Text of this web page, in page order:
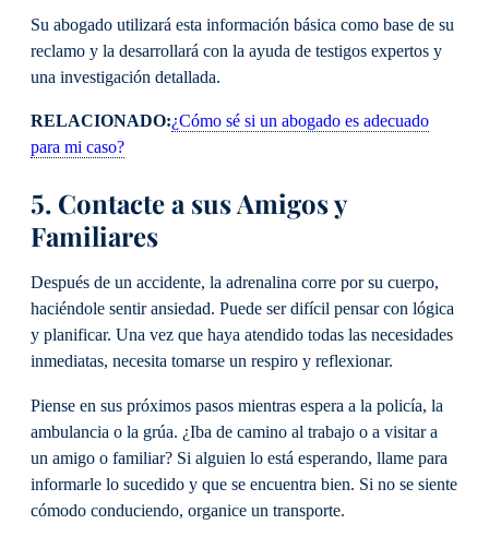
Su abogado utilizará esta información básica como base de su
reclamo y la desarrollará con la ayuda de testigos expertos y
una investigación detallada.
RELACIONADO:¿Cómo sé si un abogado es adecuado
para mi caso?
5. Contacte a sus Amigos y
Familiares
Después de un accidente, la adrenalina corre por su cuerpo,
haciéndole sentir ansiedad. Puede ser difícil pensar con lógica
y planificar. Una vez que haya atendido todas las necesidades
inmediatas, necesita tomarse un respiro y reflexionar.
Piense en sus próximos pasos mientras espera a la policía, la
ambulancia o la grúa. ¿Iba de camino al trabajo o a visitar a
un amigo o familiar? Si alguien lo está esperando, llame para
informarle lo sucedido y que se encuentra bien. Si no se siente
cómodo conduciendo, organice un transporte.